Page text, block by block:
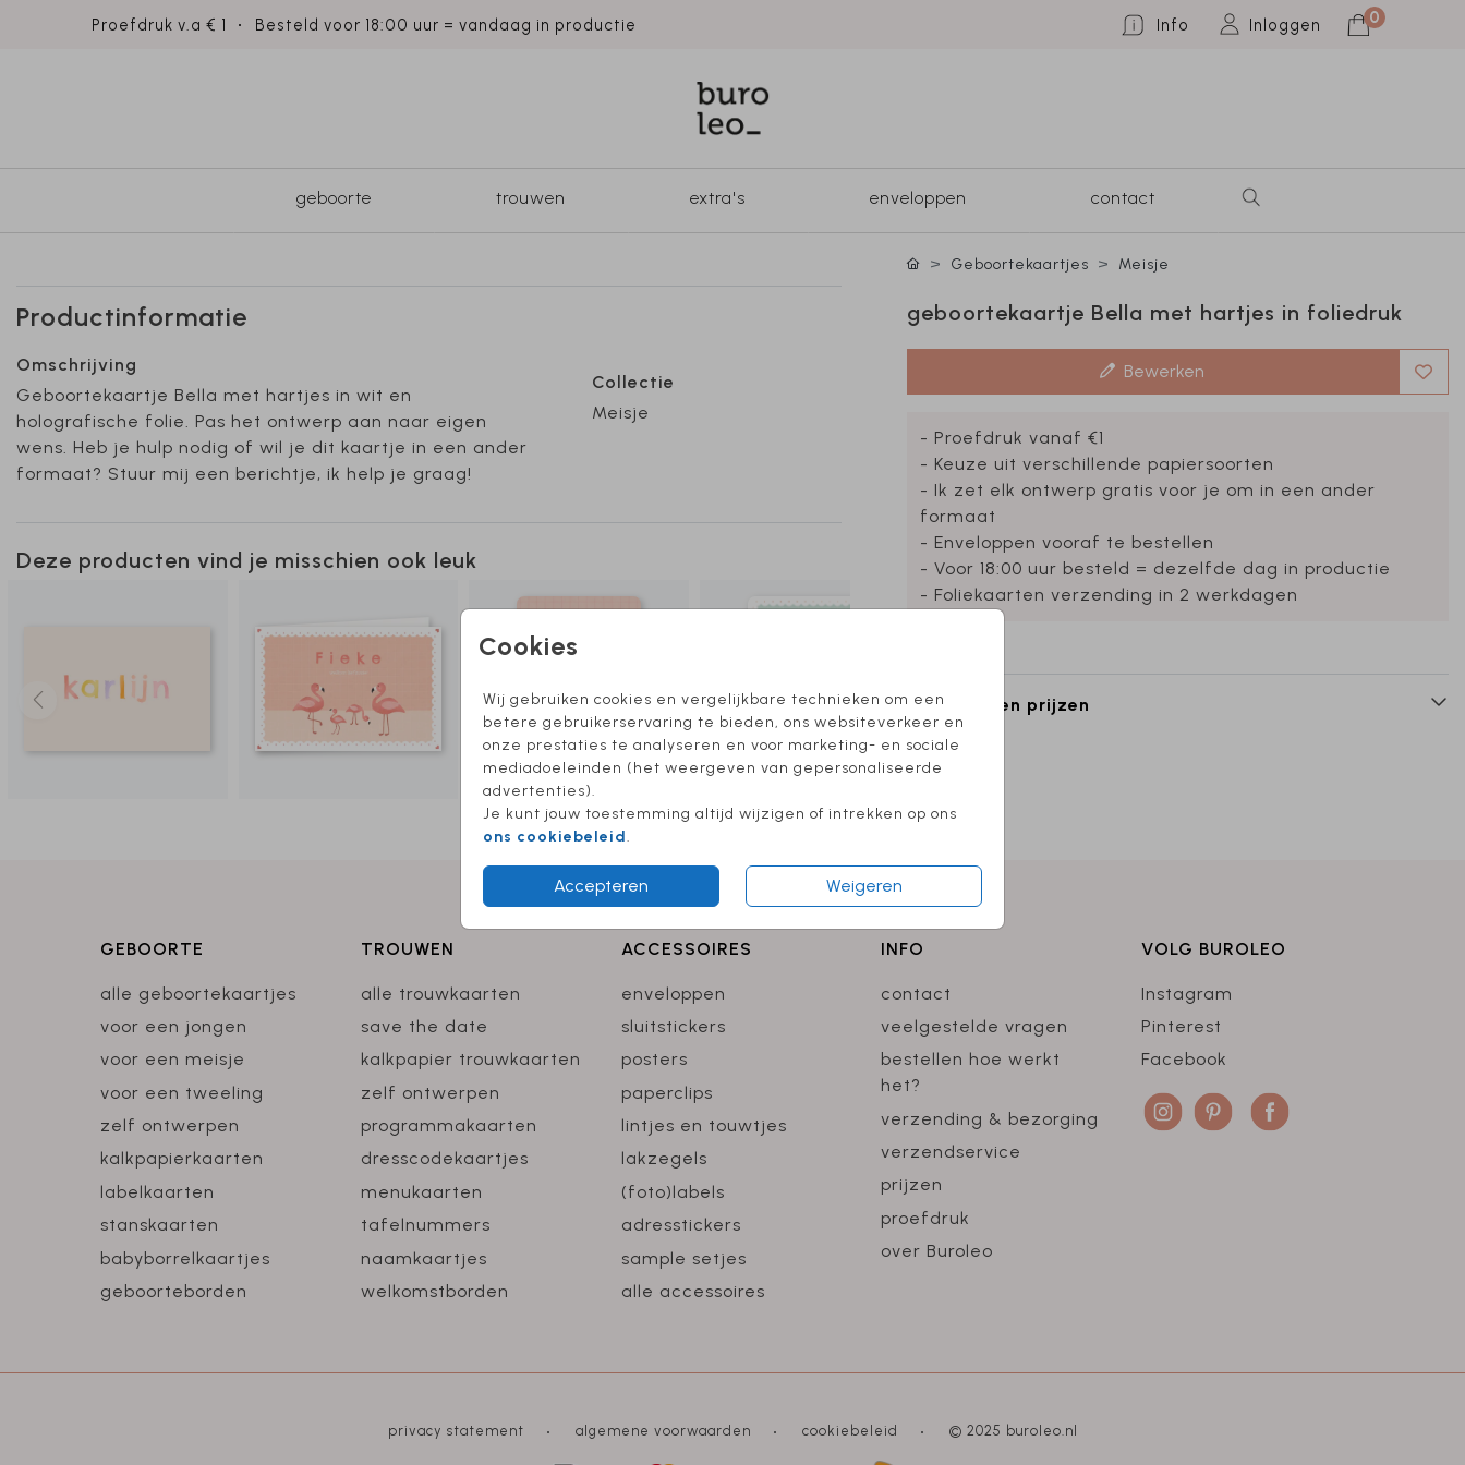
Proefdruk v.a € 1 Besteld voor 18:00 uur = vandaag in productie Info Inloggen 0
geboorte trouwen extra's enveloppen contact
Cookies
Wij gebruiken cookies en vergelijkbare technieken om een
betere gebruikerservaring te bieden, ons websiteverkeer en
onze prestaties te analyseren en voor marketing- en sociale
mediadoeleinden (het weergeven van gepersonaliseerde
advertenties).
Je kunt jouw toestemming altijd wijzigen of intrekken op ons
ons cookiebeleid.
Accepteren Weigeren
Productinformatie
Omschrijving
Geboortekaartje Bella met hartjes in wit en
holografische folie. Pas het ontwerp aan naar eigen
wens. Heb je hulp nodig of wil je dit kaartje in een ander
formaat? Stuur mij een berichtje, ik help je graag!
Collectie
Meisje
Deze producten vind je misschien ook leuk
Geboortekaartjes Meisje
geboortekaartje Bella met hartjes in foliedruk
Bewerken
- Proefdruk vanaf €1
- Keuze uit verschillende papiersoorten
- Ik zet elk ontwerp gratis voor je om in een ander
formaat
- Enveloppen vooraf te bestellen
- Voor 18:00 uur besteld = dezelfde dag in productie
- Foliekaarten verzending in 2 werkdagen
Formaten en prijzen
GEBOORTE
alle geboortekaartjes
voor een jongen
voor een meisje
voor een tweeling
zelf ontwerpen
kalkpapierkaarten
labelkaarten
stanskaarten
babyborrelkaartjes
geboorteborden
TROUWEN
alle trouwkaarten
save the date
kalkpapier trouwkaarten
zelf ontwerpen
programmakaarten
dresscodekaartjes
menukaarten
tafelnummers
naamkaartjes
welkomstborden
ACCESSOIRES
enveloppen
sluitstickers
posters
paperclips
lintjes en touwtjes
lakzegels
(foto)labels
adresstickers
sample setjes
alle accessoires
INFO
contact
veelgestelde vragen
bestellen hoe werkt
het?
verzending & bezorging
verzendservice
prijzen
proefdruk
over Buroleo
VOLG BUROLEO
Instagram
Pinterest
Facebook
privacy statement algemene voorwaarden cookiebeleid © 2025 buroleo.nl